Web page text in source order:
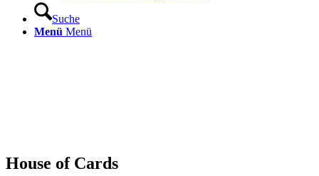
Suche
Menü Menü
House of Cards